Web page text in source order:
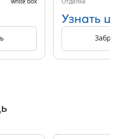
white box
Отделка
Узнать